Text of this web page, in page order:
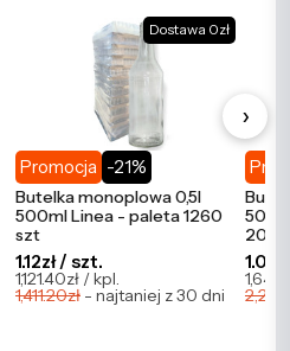
Dostawa 0zł
Promocja -21%
Butelka monoplowa 0,5l
500ml Linea - paleta 1260
szt
1.12zł / szt.
1,121.40zł / kpl.
1,411.20zł - najtaniej z 30 dni
›